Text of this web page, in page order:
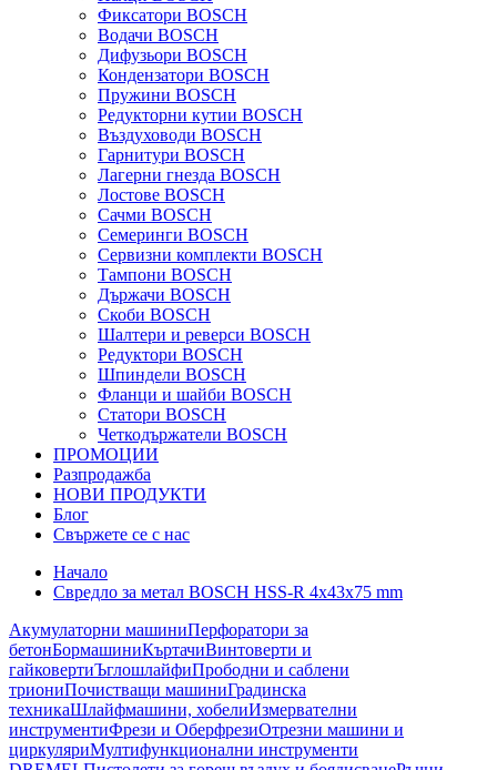
Фиксатори BOSCH
Водачи BOSCH
Дифузьори BOSCH
Кондензатори BOSCH
Пружини BOSCH
Редукторни кутии BOSCH
Въздуховоди BOSCH
Гарнитури BOSCH
Лагерни гнезда BOSCH
Лостове BOSCH
Сачми BOSCH
Семеринги BOSCH
Сервизни комплекти BOSCH
Тампони BOSCH
Държачи BOSCH
Скоби BOSCH
Шалтери и реверси BOSCH
Редуктори BOSCH
Шпиндели BOSCH
Фланци и шайби BOSCH
Статори BOSCH
Четкодържатели BOSCH
ПРОМОЦИИ
Разпродажба
НОВИ ПРОДУКТИ
Блог
Свържете се с нас
Начало
Свредло за метал BOSCH HSS-R 4x43x75 mm
Акумулаторни машиниПерфоратори за
бетонБормашиниКъртачиВинтоверти и
гайковертиЪглошлайфиПрободни и саблени
триониПочистващи машиниГрадинска
техникаШлайфмашини, хобелиИзмервателни
инструментиФрези и ОберфрезиОтрезни машини и
циркуляриМултифункционални инструменти